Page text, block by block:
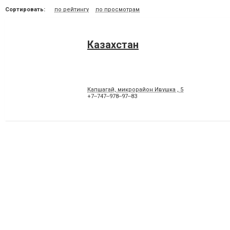
Сортировать: по рейтингу по просмотрам
Казахстан
Капшагай, микрорайон Ивушка , 5
+7‒747‒978‒97‒83